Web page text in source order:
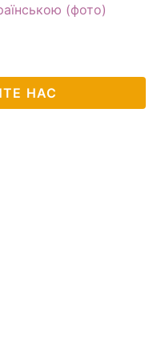
(фото)
НАС